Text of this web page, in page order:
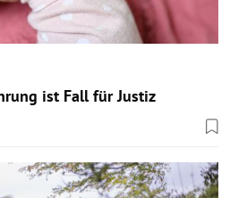
ist Fall für Justiz